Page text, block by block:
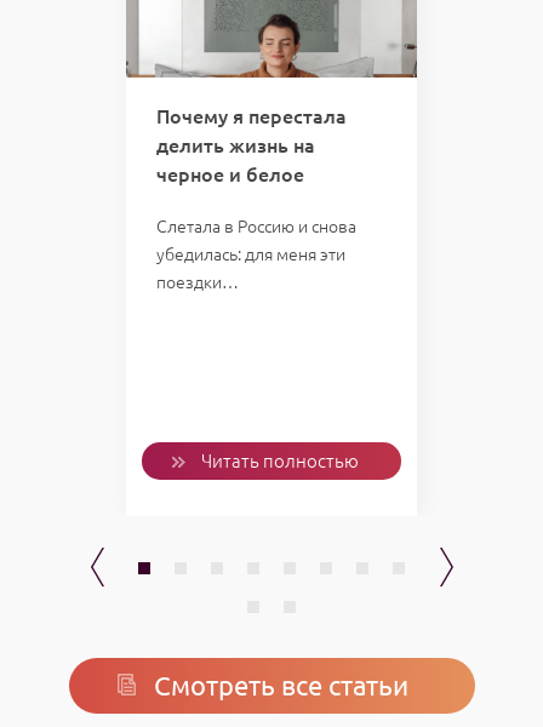
Почему я перестала
делить жизнь на
черное и белое
Слетала в Россию и снова
убедилась: для меня эти
поездки…
Читать полностью
Смотреть все статьи